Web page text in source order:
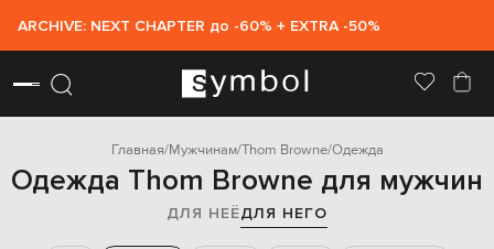
ARCHIVE: NEXT CHAPTER до -60% + EXTRA -50%
Главная Мужчинам Thom Browne Одежда
Одежда Thom Browne для мужчин
ДЛЯ НЕЁДЛЯ НЕГО